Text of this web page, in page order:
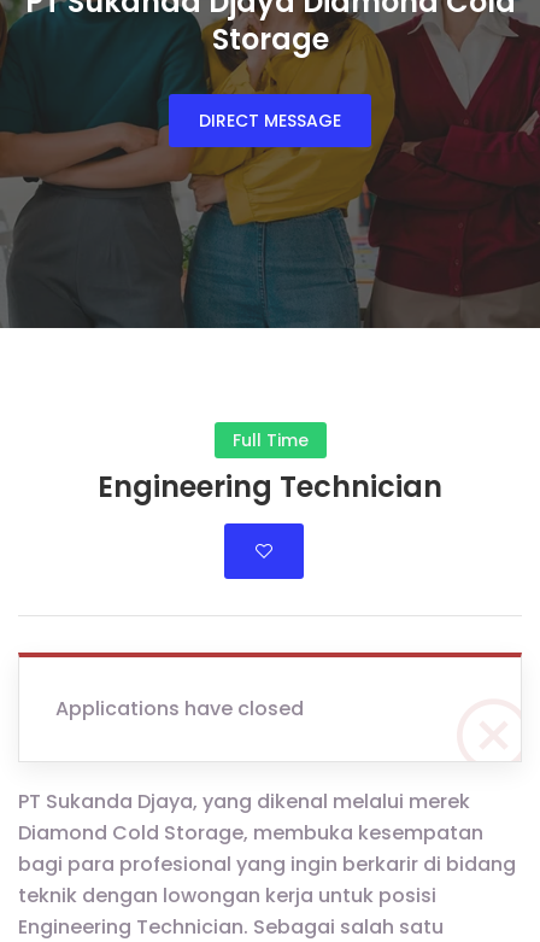
Storage
DIRECT MESSAGE
Full Time
Engineering Technician
Applications have closed
PT Sukanda Djaya, yang dikenal melalui merek
Diamond Cold Storage, membuka kesempatan
bagi para profesional yang ingin berkarir di bidang
teknik dengan lowongan kerja untuk posisi
Engineering Technician. Sebagai salah satu